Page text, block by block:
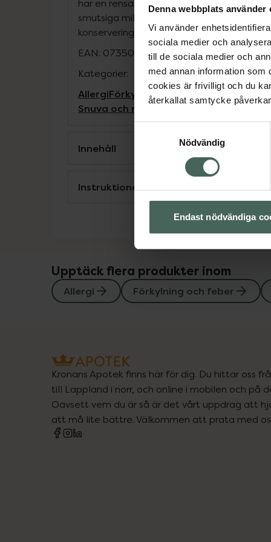
Denna webbplats använder
Vi använder
sociala medier och
till de sociala medier och
med annan information som
cookies är frivilligt och du
återkallat samtycke
Nödvändig
Endast nödvändiga
har en rensande effekt när man vistas i
smutsiga miljöer. Renässans Mentol
konserveringsmedel. För vuxna och barn
EAN: 07350015000193
Kategorier:
AllergiFörkylning och feber
Nässpray
Snuva och nästäppa
Innehåll
Instruktioner
Upptäck flera produkter inom
Allergi Förkylning och feber
Kronans Apotek finns här för dig. Du hittar oss
till Lappland i norr, och online i mobilen och på
Oavsett vem du är så är det vårt uppdrag att
att må lite bättre. Välkommen att prata med